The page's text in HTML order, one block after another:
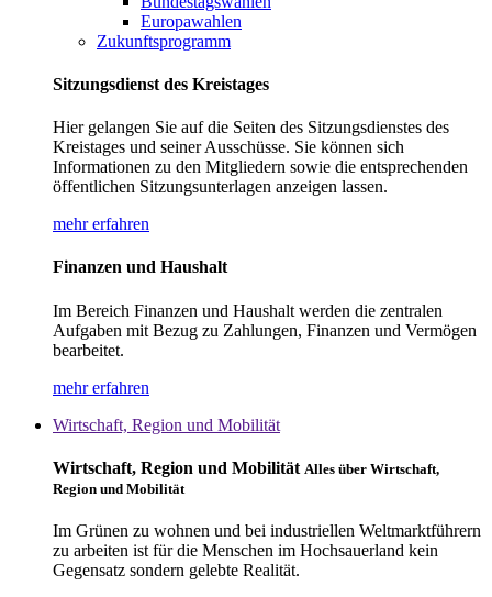
Europawahlen
Zukunftsprogramm
Sitzungsdienst des Kreistages
Hier gelangen Sie auf die Seiten des Sitzungsdienstes des
Kreistages und seiner Ausschüsse. Sie können sich
Informationen zu den Mitgliedern sowie die entsprechenden
öffentlichen Sitzungsunterlagen anzeigen lassen.
mehr erfahren
Finanzen und Haushalt
Im Bereich Finanzen und Haushalt werden die zentralen
Aufgaben mit Bezug zu Zahlungen, Finanzen und Vermögen
bearbeitet.
mehr erfahren
Wirtschaft, Region und Mobilität
Wirtschaft, Region und Mobilität Alles über Wirtschaft,
Region und Mobilität
Im Grünen zu wohnen und bei industriellen Weltmarktführern
zu arbeiten ist für die Menschen im Hochsauerland kein
Gegensatz sondern gelebte Realität.